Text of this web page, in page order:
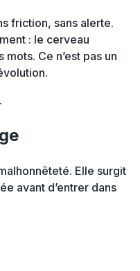
friction, sans alerte.
: le cerveau
mots. Ce n’est pas un
Elle surgit
avant d’entrer dans